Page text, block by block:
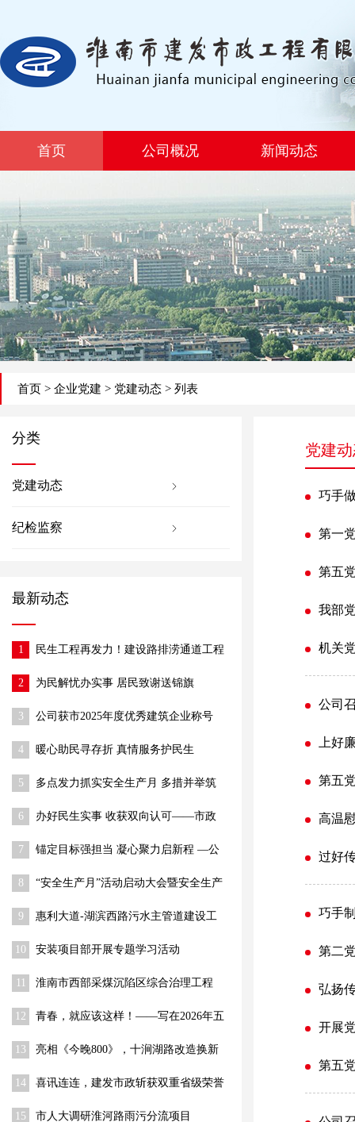
首页 公司概况 新闻动态
首页 > 企业党建 > 党建动态 > 列表
分类
党建动态
纪检监察
最新动态
1
民生工程再发力！建设路排涝通道工程
2
为民解忧办实事 居民致谢送锦旗
3 公司获市2025年度优秀建筑企业称号
4 暖心助民寻存折 真情服务护民生
5
多点发力抓实安全生产月 多措并举筑
6
办好民生实事 收获双向认可——市政
锦旗
7
锚定目标强担当 凝心聚力启新程 —公
8
“安全生产月”活动启动大会暨安全生产
9
惠利大道-湖滨西路污水主管道建设工
10
安装项目部开展专题学习活动
11
淮南市西部采煤沉陷区综合治理工程
12
青春，就应该这样！——写在2026年五
13
亮相《今晚800》，十涧湖路改造换新
14 喜讯连连，建发市政斩获双重省级荣誉
15 市人大调研淮河路雨污分流项目
党建
巧手
第一
第五
我部
机关
公司
上好
第五
高温
过好
巧手
第二
弘扬
开展
第五